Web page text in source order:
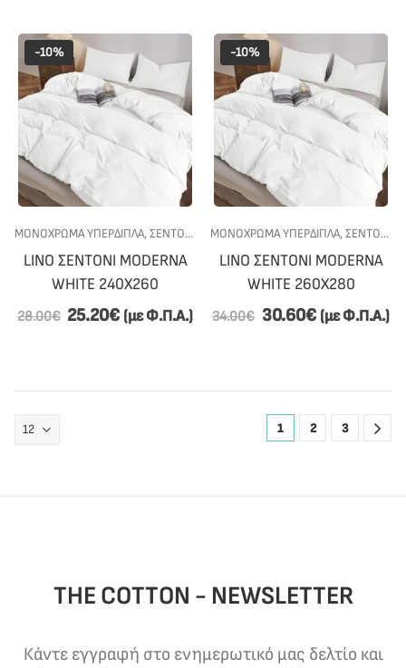
-10%
ΜΟΝΟΧΡΩΜΑ ΥΠΕΡΔΙΠΛΑ,ΣΕΝΤΟΝΙΑ ΥΠΝΟΔΩΜΑΤΙΟ
LINO ΣΕΝTΟΝΙ MODERNA
WHITE 240X260
28.00€ 25.20€ (με Φ.Π.Α.)
-10%
ΜΟΝΟΧΡΩΜΑ ΥΠΕΡΔΙΠΛΑ,ΣΕΝΤΟΝΙΑ
LINO ΣΕΝTΟΝΙ MODERNA
WHITE 260X280
34.00€ 30.60€ (με Φ.Π.Α.)
1 2 3
THE COTTON - NEWSLETTER
Κάντε εγγραφή στο ενημερωτικό μας δελτίο και